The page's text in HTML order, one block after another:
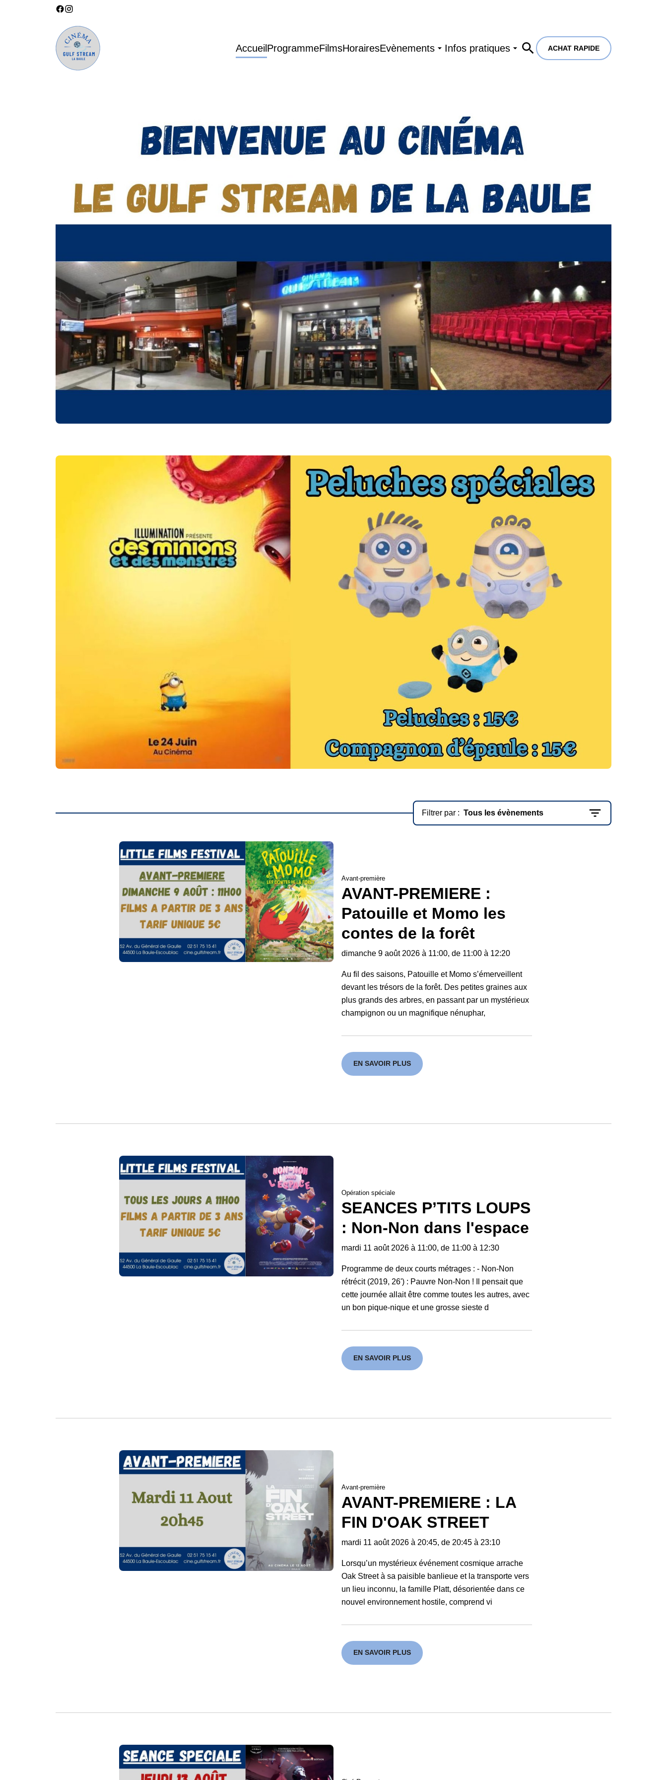
Accueil ProgrammeFilmsHorairesEvènements Infos pratiques ACHAT RAPIDE
Filtrer par : Tous les évènements
Avant-première
AVANT-PREMIERE :
Patouille et Momo les
contes de la forêt
dimanche 9 août 2026 à 11:00, de 11:00 à 12:20
Au fil des saisons, Patouille et Momo s’émerveillent
devant les trésors de la forêt. Des petites graines aux
plus grands des arbres, en passant par un mystérieux
champignon ou un magnifique nénuphar,
EN SAVOIR PLUS
Opération spéciale
SEANCES P’TITS LOUPS
: Non-Non dans l'espace
mardi 11 août 2026 à 11:00, de 11:00 à 12:30
Programme de deux courts métrages : - Non-Non
rétrécit (2019, 26') : Pauvre Non-Non ! Il pensait que
cette journée allait être comme toutes les autres, avec
un bon pique-nique et une grosse sieste d
EN SAVOIR PLUS
Avant-première
AVANT-PREMIERE : LA
FIN D'OAK STREET
mardi 11 août 2026 à 20:45, de 20:45 à 23:10
Lorsqu’un mystérieux événement cosmique arrache
Oak Street à sa paisible banlieue et la transporte vers
un lieu inconnu, la famille Platt, désorientée dans ce
nouvel environnement hostile, comprend vi
EN SAVOIR PLUS